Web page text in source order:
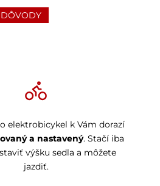
DÔVODY
elektrobicykel k Vám dorazí
a nastavený. Stačí iba
výšku sedla a môžete
jazdiť.